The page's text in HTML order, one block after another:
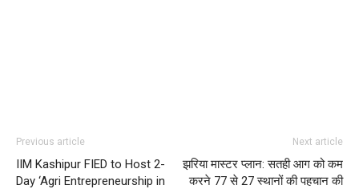
Previous article
IIM Kashipur FIED to Host 2-
Day ‘Agri Entrepreneurship in
Next article
झरिया मास्टर प्लान: सतही आग को कम
करने 77 से 27 स्थानों की पहचान की